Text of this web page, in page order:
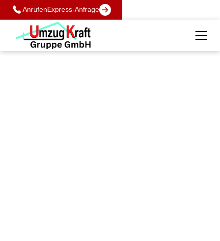
Anrufen Express-Anfrage